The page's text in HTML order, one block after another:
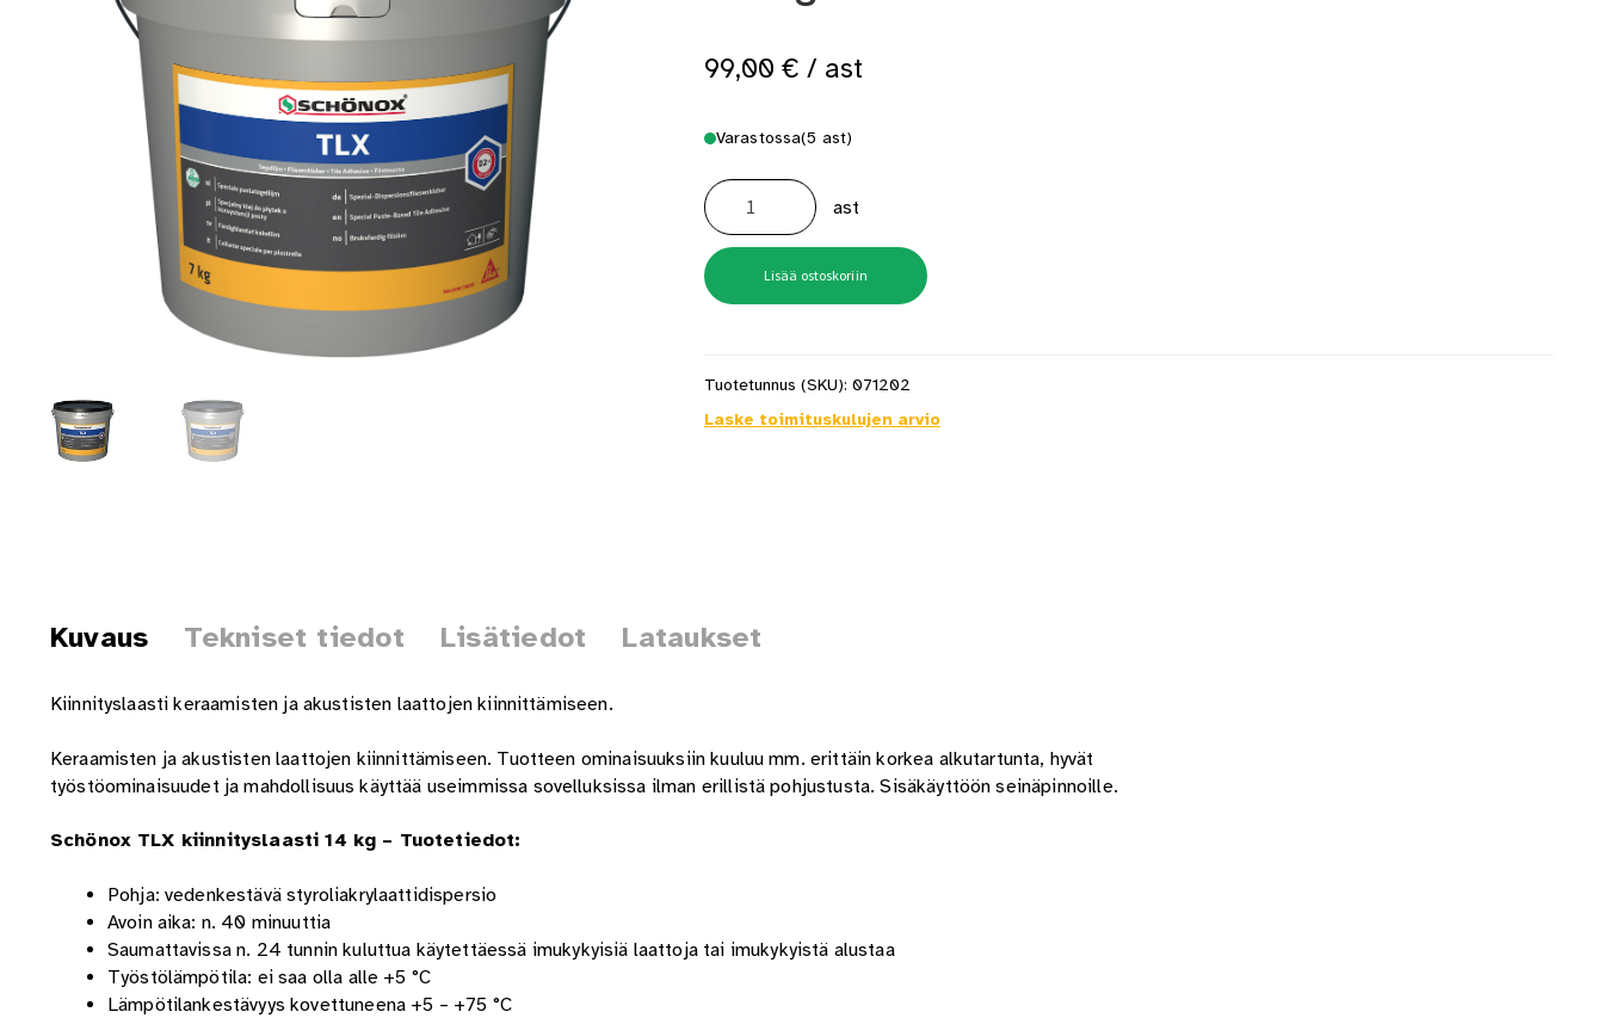
Toimitustavat- ja kulut Tummuneet tai kuivat lauteet? Näin saat saunan puupinnat taas siisteiksi
99,00 € / ast
Varastossa(5 ast)
Rakennus-
ja
laattaliima
SCHÖNOX
TLX
14
kg
määrä
ast
Lisää ostoskoriin
Tuotetunnus (SKU): 071202
Laske toimituskulujen arvio
Kuvaus Tekniset tiedot Lisätiedot Lataukset
Kiinnityslaasti keraamisten ja akustisten laattojen kiinnittämiseen.
Keraamisten ja akustisten laattojen kiinnittämiseen. Tuotteen ominaisuuksiin kuuluu mm. erittäin korkea alkutartunta, hyvät
työstöominaisuudet ja mahdollisuus käyttää useimmissa sovelluksissa ilman erillistä pohjustusta. Sisäkäyttöön seinäpinnoille.
Schönox TLX kiinnityslaasti 14 kg – Tuotetiedot:
Pohja: vedenkestävä styroliakrylaattidispersio
Avoin aika: n. 40 minuuttia
Saumattavissa n. 24 tunnin kuluttua käytettäessä imukykyisiä laattoja tai imukykyistä alustaa
Työstölämpötila: ei saa olla alle +5 °C
Lämpötilankestävyys kovettuneena +5 – +75 °C